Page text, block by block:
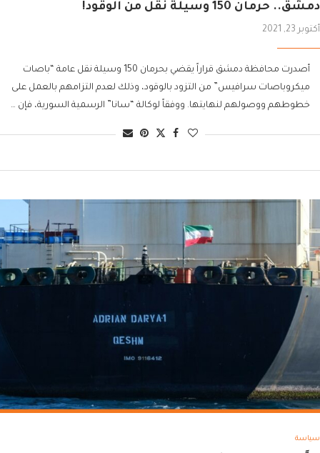
دمشق.. حرمان 150 وسيلة نقل من الوقود!
أكتوبر 23, 2021
أصدرت محافظة دمشق قراراً يقضي بحرمان 150 وسيلة نقل عامة “باصات
ميكروباصات سرافيس” من التزود بالوقود، وذلك لعدم التزامهم بالعمل على
خطوطهم ووصولهم لنهايتها. ووفقاً لوكالة “سانا” الرسمية السورية، فإن …
سياسة